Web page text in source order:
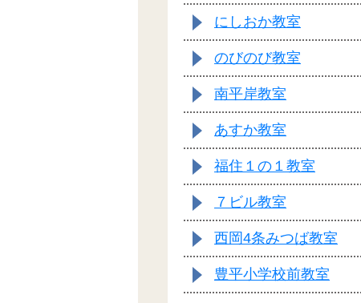
にしおか教室
のびのび教室
南平岸教室
あすか教室
福住１の１教室
７ビル教室
西岡4条みつば教室
豊平小学校前教室